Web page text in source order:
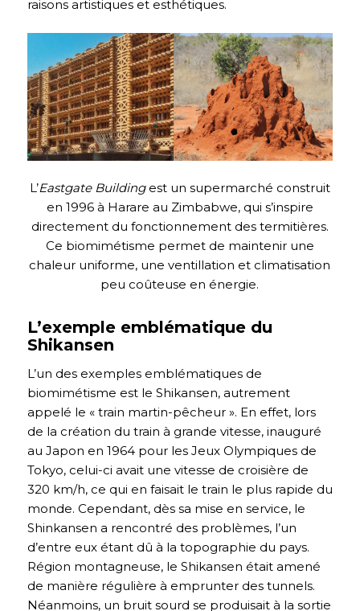
raisons artistiques et esthétiques.
L’Eastgate Buildingest un supermarché construit
en 1996 à Harare au Zimbabwe, qui s’inspire
directement du fonctionnement des termitières.
Ce biomimétisme permet de maintenir une
chaleur uniforme, une ventillation et climatisation
peu coûteuse en énergie.
L’exemple emblématique du
Shikansen
L’un des exemples emblématiques de
biomimétisme est le Shikansen, autrement
appelé le « train martin-pêcheur ». En effet, lors
de la création du train à grande vitesse, inauguré
au Japon en 1964 pour les Jeux Olympiques de
Tokyo, celui-ci avait une vitesse de croisière de
320 km/h, ce qui en faisait le train le plus rapide du
monde. Cependant, dès sa mise en service, le
Shinkansen a rencontré des problèmes, l’un
d’entre eux étant dû à la topographie du pays.
Région montagneuse, le Shikansen était amené
de manière régulière à emprunter des tunnels.
Néanmoins, un bruit sourd se produisait à la sortie